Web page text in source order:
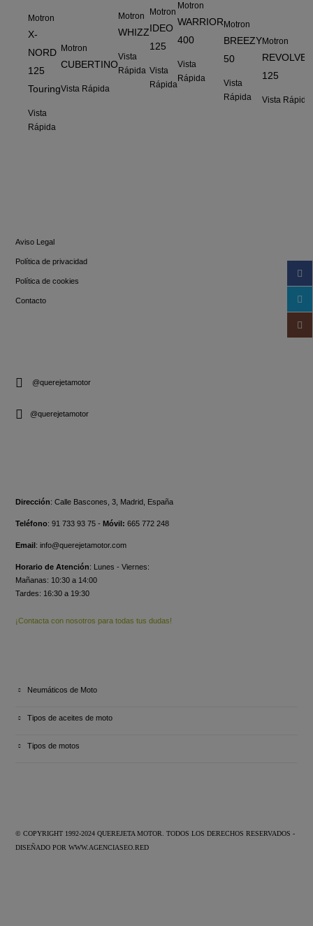
Motron
X-
NORD
125
Touring
Vista
Rápida
Motron
CUBERTINO
Vista Rápida
Motron
WHIZZ
Vista
Rápida
Motron
IDEO
125
Vista
Rápida
Motron
WARRIOR
400
Vista
Rápida
Motron
BREEZY
50
Vista
Rápida
Motron
REVOLVER
125
Vista Rápida
Aviso Legal
Política de privacidad
Política de cookies
Contacto
@querejetamotor
@querejetamotor
Dirección: Calle Bascones, 3, Madrid, España
Teléfono: 91 733 93 75 -Móvil: 665 772 248
Email: info@querejetamotor.com
Horario de Atención: Lunes - Viernes:
Mañanas: 10:30 a 14:00
Tardes: 16:30 a 19:30
¡Contacta con nosotros para todas tus dudas!
Neumáticos de Moto
Tipos de aceites de moto
Tipos de motos
© COPYRIGHT 1992-2024 QUEREJETA MOTOR. TODOS LOS DERECHOS RESERVADOS -
DISEÑADO PORWWW.AGENCIASEO.RED